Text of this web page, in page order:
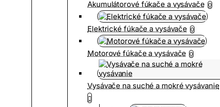
Akumulátorové fúkače a vysávače 0
Elektrické fúkače a vysávače 0
Motorové fúkače a vysávače 0
Vysávače na suché a mokré vysávanie